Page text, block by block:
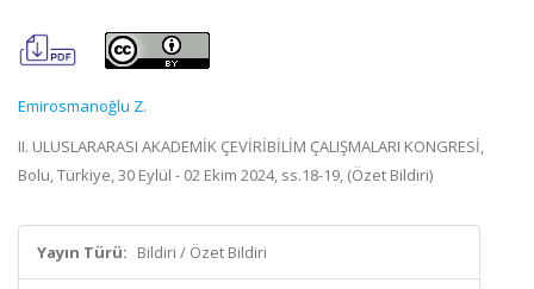
Emirosmanoğlu Z.
II. ULUSLARARASI AKADEMİK ÇEVİRİBİLİM ÇALIŞMALARI KONGRESİ,
Bolu, Türkiye, 30 Eylül - 02 Ekim 2024, ss.18-19, (Özet Bildiri)
Yayın Türü: Bildiri / Özet Bildiri